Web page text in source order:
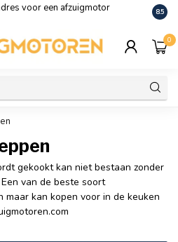
voor een afzuigmotor De
8.5
0
gekookt kan niet bestaan zonder
van de beste soort
maar kan kopen voor in de keuken